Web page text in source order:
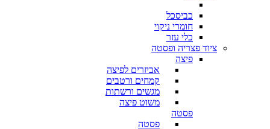
כביסכל
חומרי ניקוי
כלי עזר
ציוד פצריה ופסטה
פיצה
אביזרים לפיצה
קמחים ורטבים
מגשים ורשתות
משוט פיצה
פסטה
פסטה